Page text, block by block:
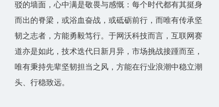
驳的墙面，心中满是敬畏与感慨：每个时代都有其挺身
而出的脊梁，或浴血奋战，或砥砺前行，而唯有传承坚
韧之志者，方能勇毅笃行。于网沃科技而言，互联网赛
道亦是如此，技术迭代日新月异，市场挑战接踵而至，
唯有秉持先辈坚韧担当之风，方能在行业浪潮中稳立潮
头、行稳致远。